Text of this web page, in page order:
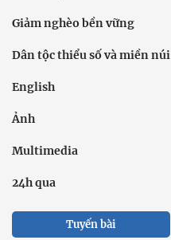
Giảm nghèo bền vững
Dân tộc thiểu số và miền núi
English
Ảnh
Multimedia
24h qua
Tuyến bài